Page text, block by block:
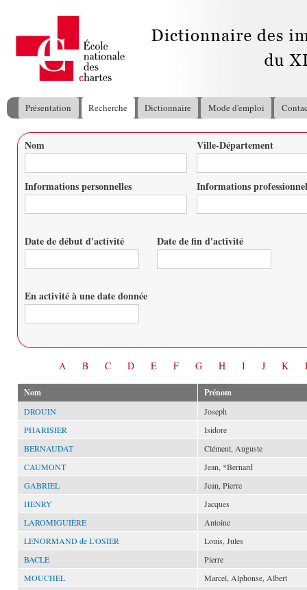
Menu principal
Présentation Recherche Dictionnaire Mode d'emploi
Vous êtes ici
Nom Ville-Département
Informations personnelles Informations
Date de début d'activité Date de fin d'activité
En activité à une date donnée
A B C D E F G H I J K
Nom Prénom
DROUIN
Joseph
PHARISIER
Isidore
BERNAUDAT
Clément, Auguste
CAUMONT
Jean, *Bernard
GABRIEL
Jean, Pierre
HENRY
Jacques
LAROMIGUIÈRE
Antoine
LENORMAND de L'OSIER
Louis, Jules
BACLE
Pierre
MOUCHEL
Marcel, Alphonse, Albert